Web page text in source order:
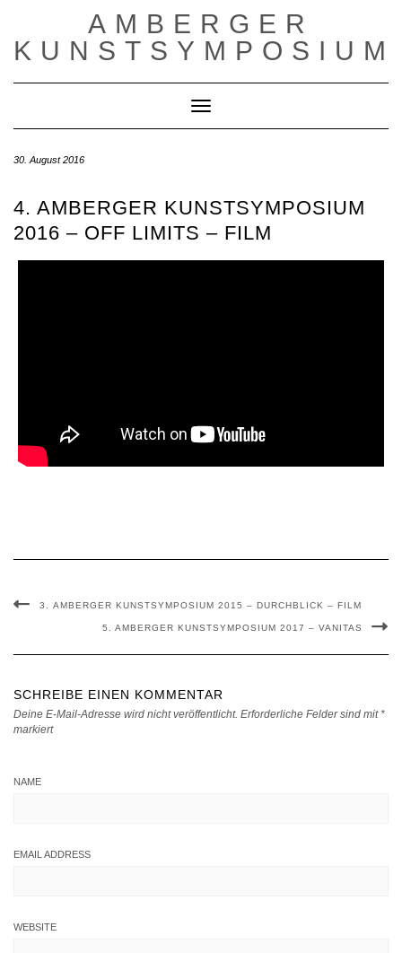
content
AMBERGER
KUNSTSYMPOSIUM
Toggle Navigation
30. August 2016
4. AMBERGER KUNSTSYMPOSIUM
2016 – OFF LIMITS – FILM
3. AMBERGER KUNSTSYMPOSIUM 2015 – DURCHBLICK – FILM
5. AMBERGER KUNSTSYMPOSIUM 2017 – VANITAS
SCHREIBE EINEN KOMMENTAR
Deine E-Mail-Adresse wird nicht veröffentlicht. Erforderliche Felder sind mit*
markiert
NAME
EMAIL ADDRESS
WEBSITE